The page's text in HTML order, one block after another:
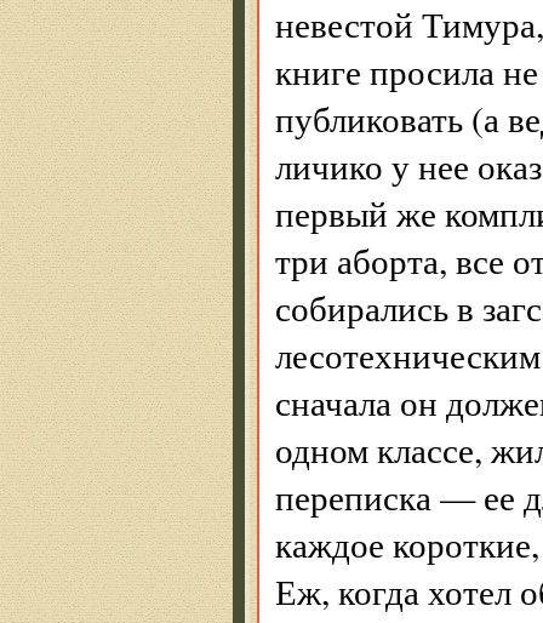
невестой
книге просила
публиковать (а
личико у нее
первый же
три аборта, все
собирались в
сначала он
одном классе,
переписка — ее
каждое
Еж, когда хотел